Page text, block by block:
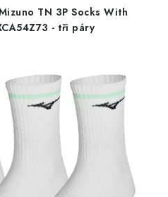
TN 3P Socks With
- tři páry